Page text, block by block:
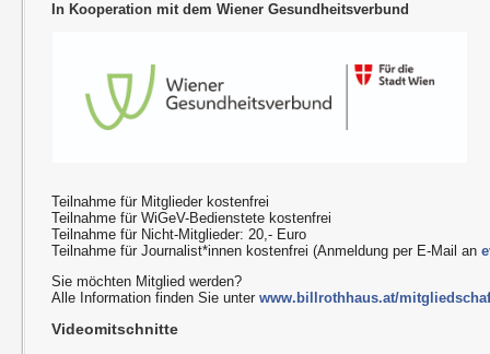
In Kooperation mit dem Wiener Gesundheitsverbund
Teilnahme für Mitglieder kostenfrei
Teilnahme für WiGeV-Bedienstete kostenfrei
Teilnahme für Nicht-Mitglieder: 20,- Euro
Teilnahme für Journalist*innen kostenfrei (Anmeldung per E-Mail an
Sie möchten Mitglied werden?
Alle Information finden Sie unterwww.billrothhaus.at/
Videomitschnitte